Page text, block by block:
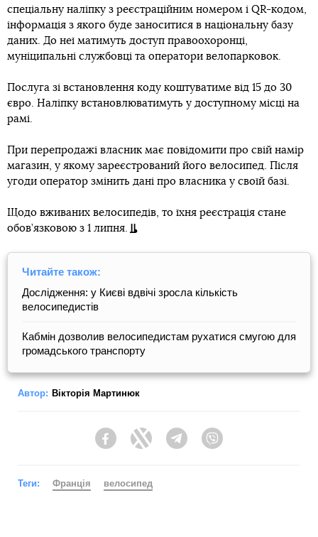
спеціальну наліпку з реєстраційним номером і QR-кодом,
інформація з якого буде заноситися в національну базу
даних. До неї матимуть доступ правоохоронці,
муніципальні службовці та оператори велопарковок.
Послуга зі встановлення коду коштуватиме від 15 до 30
євро. Наліпку встановлюватимуть у доступному місці на
рамі.
При перепродажі власник має повідомити про свій намір
магазин, у якому зареєстрований його велосипед. Після
угоди оператор змінить дані про власника у своїй базі.
Щодо вживаних велосипедів, то їхня реєстрація стане
обов’язковою з 1 липня.
Читайте також:
Дослідження: у Києві вдвічі зросла кількість
велосипедистів
Кабмін дозволив велосипедистам рухатися смугою для
громадського транспорту
Автор: Вікторія Мартинюк
FacebookTwitter Telegram
Теги: Франція велосипед